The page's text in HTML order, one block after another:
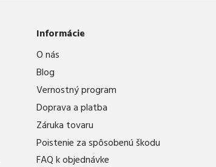
Informácie
O nás
Blog
Vernostný program
Doprava a platba
Záruka tovaru
Poistenie za spôsobenú škodu
FAQ k objednávke